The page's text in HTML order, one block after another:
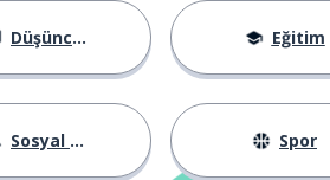
Düşünceler Eğitim
Sosyal Hayat Spor